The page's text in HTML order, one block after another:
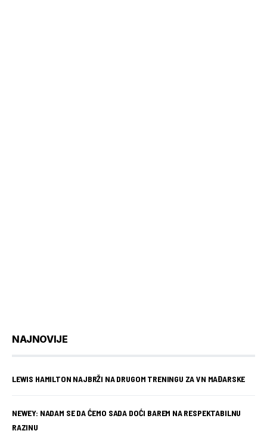
NAJNOVIJE
LEWIS HAMILTON NAJBRŽI NA DRUGOM TRENINGU ZA VN MAĐARSKE
NEWEY: NADAM SE DA ĆEMO SADA DOĆI BAREM NA RESPEKTABILNU
RAZINU